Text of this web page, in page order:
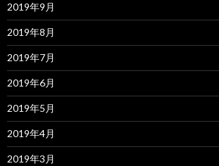
2019年9月
2019年8月
2019年7月
2019年6月
2019年5月
2019年4月
2019年3月